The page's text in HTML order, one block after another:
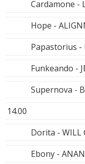
Cardamone -
Hope -
Papastorius -
Funkeando -
Supernova -
14.00
Dorita - WILL
Ebony -